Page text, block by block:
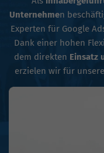
Unternehmen
Experten für Google
Dank einer hohen
dem direkten Einsatz
erzielen wir für